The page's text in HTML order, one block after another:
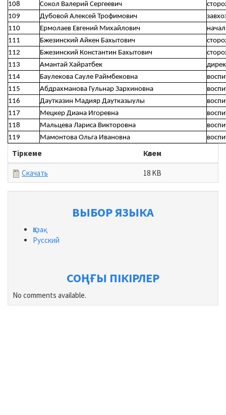
108
Сокол Валерий Сергеевич
109
Дубовой Алексей Трофимович
110
Ермолаев Евгений Михайлович
111
Бжезинский Айкен Бахытович
112
Бжезинский Константин Бахытович
113
Амантай Хайратбек
114
Баулекова Сауле Раймбековна
115
Абдрахманова Гульнар Зархиновна
116
Даутказин Мадияр Даутказыулы
117
Мецкер Диана Игоревна
118
Мальцева Лариса Викторовна
119
Мамонтова Ольга Ивановна
Тіркеме Көлем
Скачать 18 KB
ВЫБОР ЯЗЫКА
Қазақ
Русский
СОҢҒЫ ПІКІРЛЕР
No comments available.